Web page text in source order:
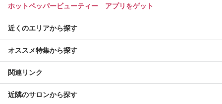
ホットペッパービューティー アプリをゲット
近くのエリアから探す
オススメ特集から探す
関連リンク
近隣のサロンから探す